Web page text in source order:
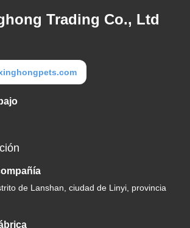
Trading Co., Ltd
de Lanshan, ciudad de Linyi, provincia